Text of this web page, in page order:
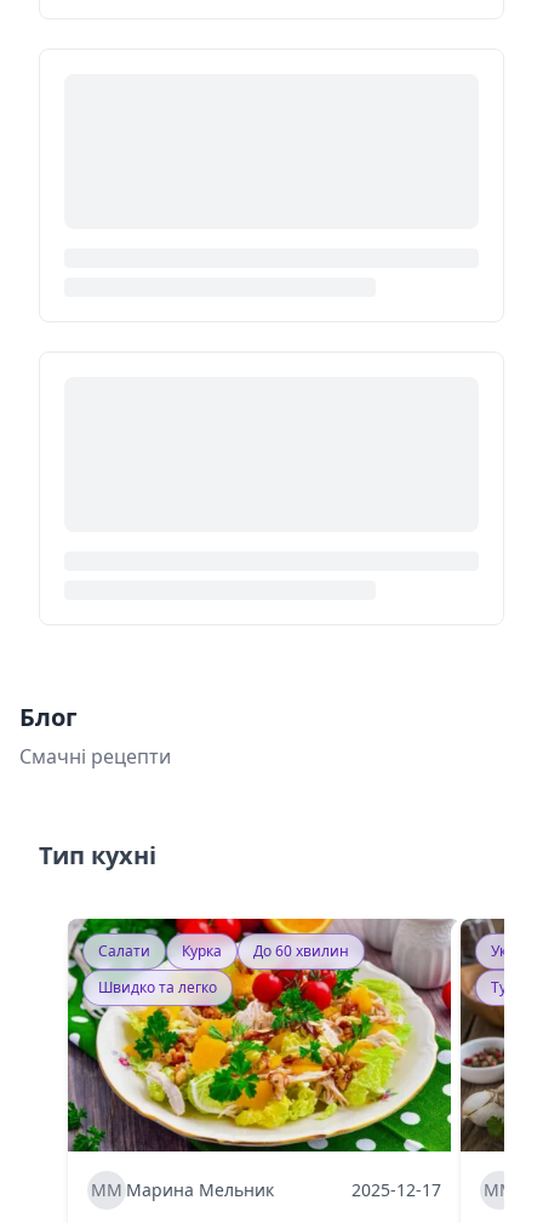
Блог
Смачні рецепти
Тип кухні
Салати Курка
До 60 хвилин
Швидко та легко
ММ Марина Мельник 2025-12-17 ММ